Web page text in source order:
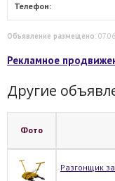
Телефон:
Объявление размещено:
Рекламное
Другие
Фото
Разгонщик